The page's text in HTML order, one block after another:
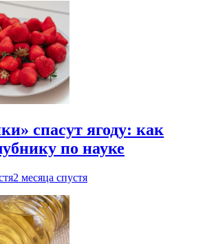
спасут ягоду: как
по науке
2 месяца спустя